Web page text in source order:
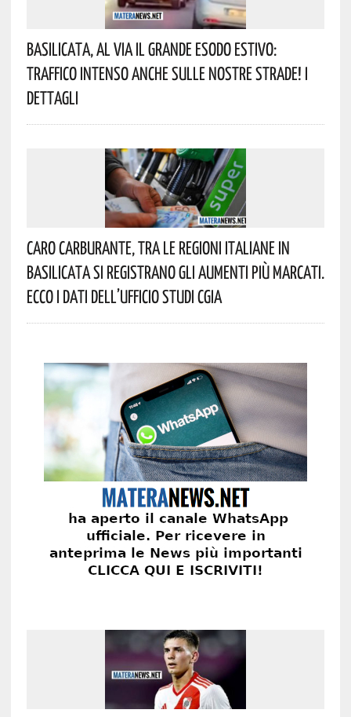
Basilicata, Al Via Il Grande Esodo Estivo:
Traffico Intenso Anche Sulle Nostre Strade! I
Dettagli
Caro Carburante, Tra Le Regioni Italiane In
Basilicata Si Registrano Gli Aumenti Più Marcati.
Ecco I Dati Dell’Ufficio Studi CGIA